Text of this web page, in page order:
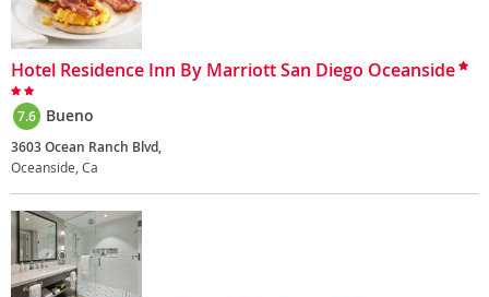
Hotel Residence Inn By Marriott San Diego Oceanside
7.6 Bueno
3603 Ocean Ranch Blvd,
Oceanside, Ca